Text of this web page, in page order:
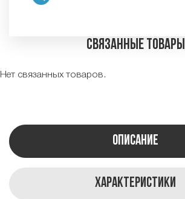
Связанные товары
Нет связанных товаров.
Описание
Характеристики